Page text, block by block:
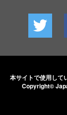
本サイトで使用して
Copyright©